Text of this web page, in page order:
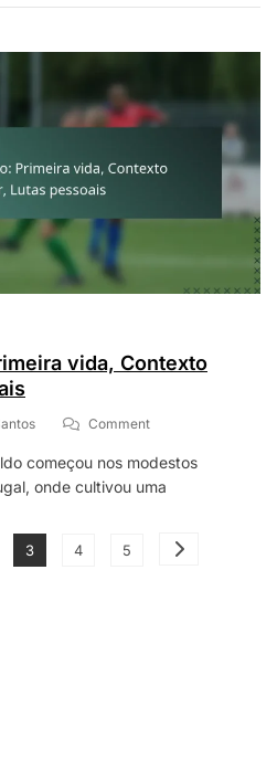
Do
Vitória
2016,
Internacionais
vida, Contexto
CommentOn
Ronaldo:
Primeira
Familiar,
começou nos modestos
onde cultivou uma
Posts
Page
3 Page
4 Page
5